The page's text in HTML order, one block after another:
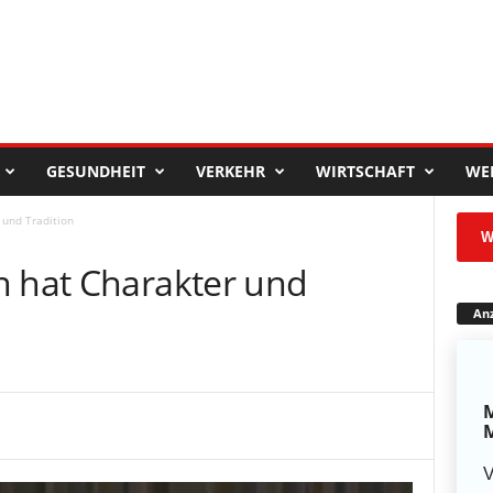
GESUNDHEIT VERKEHR WIRTSCHAFT
und Tradition
hat Charakter und